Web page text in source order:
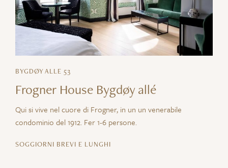
BYGDØY ALLE 53
Frogner House Bygdøy allé
Qui si vive nelcuore di Frogner, in un un venerabile
condominio del 1912. Fer 1-6 persone.
SOGGIORNI BREVI E LUNGHI